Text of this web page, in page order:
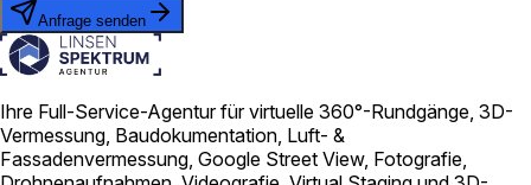
Anfrage senden
Ihre Full-Service-Agentur für virtuelle 360°-Rundgänge, 3D-
Vermessung, Baudokumentation, Luft- &
Fassadenvermessung, Google Street View, Fotografie,